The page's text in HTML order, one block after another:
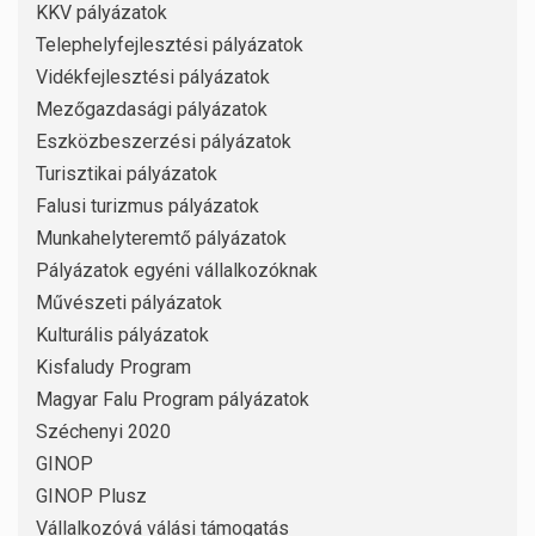
KKV pályázatok
Telephelyfejlesztési pályázatok
Vidékfejlesztési pályázatok
Mezőgazdasági pályázatok
Eszközbeszerzési pályázatok
Turisztikai pályázatok
Falusi turizmus pályázatok
Munkahelyteremtő pályázatok
Pályázatok egyéni vállalkozóknak
Művészeti pályázatok
Kulturális pályázatok
Kisfaludy Program
Magyar Falu Program pályázatok
Széchenyi 2020
GINOP
GINOP Plusz
Vállalkozóvá válási támogatás